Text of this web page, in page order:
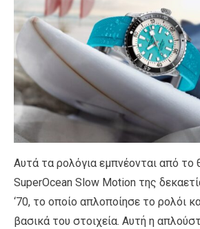
Αυτά τα ρολόγια εμπνέονται από το
SuperOcean Slow Motion της
‘70, το οποίο απλοποίησε το ρολόι
βασικά του στοιχεία. Αυτή η